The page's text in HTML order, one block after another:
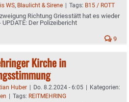
WS, Blaulicht & Sirene | Tags: B15 / ROTT
Richtung Griesstätt hat es wieder
Der Polizeibericht
9
Kirche in
Huber | Do. 8.2.2024 - 6:05 | Kategorien:
| Tags: REITMEHRING